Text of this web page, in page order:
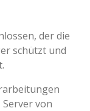
der die
schützt und
von